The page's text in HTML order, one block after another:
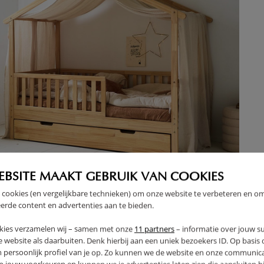
MAAKT GEBRUIK VAN COOKIES
(en vergelijkbare technieken) om onze website te verbeteren en
content en advertenties aan te bieden.
verzamelen wij – samen met onze 11 partners– informatie over jouw
website als daarbuiten. Denk hierbij aan een uniek bezoekers ID. Op basis
persoonlijk profiel van je op. Zo kunnen we de website en onze
VOOR BEDHUISJE «MAISON» | 90 X 200 CM |
95